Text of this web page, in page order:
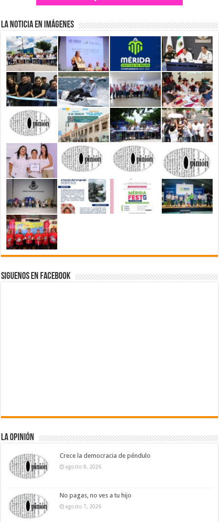
La Noticia en Imágenes
Siguenos en Facebook
La Opinión
Crece la democracia de péndulo
agosto 8, 2026
No pagas, no ves a tu hijo
agosto 7, 2026